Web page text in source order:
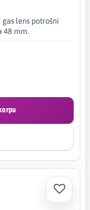
lens potrošni
48 mm.